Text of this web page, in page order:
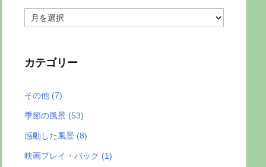
ー
ブ
カテゴリー
その他 (7)
季節の風景 (53)
感動した風景 (8)
映画プレイ・バック (1)